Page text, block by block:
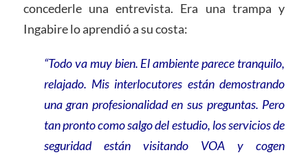
concederle una entrevista. Era una trampa y
Ingabire lo aprendió a su costa:
“Todo va muy bien. El ambiente parece tranquilo,
relajado. Mis interlocutores están demostrando
una gran profesionalidad en sus preguntas. Pero
tan pronto como salgo del estudio, los servicios de
seguridad están visitando VOA y cogen